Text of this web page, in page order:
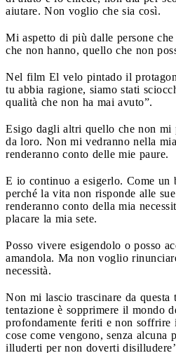
aiutare. Non voglio che sia così.
Mi aspetto di più dalle persone
che non hanno, quello che non
Nel film El velo pintado il
tu abbia ragione, siamo stati
qualità che non ha mai avuto”.
Esigo dagli altri quello che non mi
da loro. Non mi vedranno nella
renderanno conto delle mie paure.
E io continuo a esigerlo. Come un
perché la vita non risponde alle
renderanno conto della mia
placare la mia sete.
Posso vivere esigendolo o posso
amandola. Ma non voglio
necessità.
Non mi lascio trascinare da questa
tentazione è sopprimere il mondo
profondamente feriti e non soffrire
cose come vengono, senza alcuna
illuderti per non doverti